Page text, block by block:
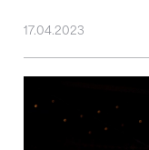
17.04.2023